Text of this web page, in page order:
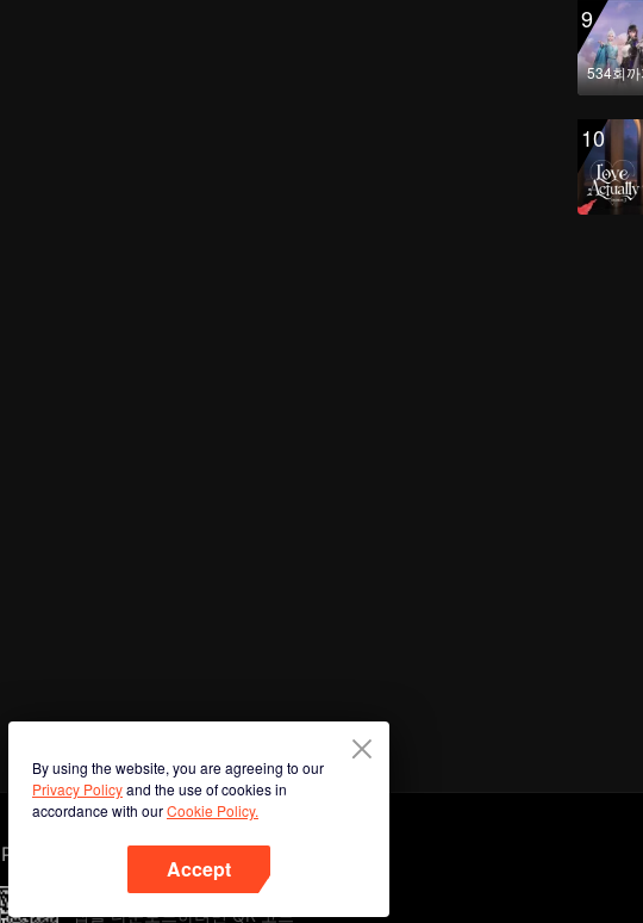
9
534회
10
By using the website, you are agreeing to our
Privacy Policyand the use of cookies in
accordance with ourCookie Policy.
Accept
Phone
앱을 다운로드하려면 QR 코드